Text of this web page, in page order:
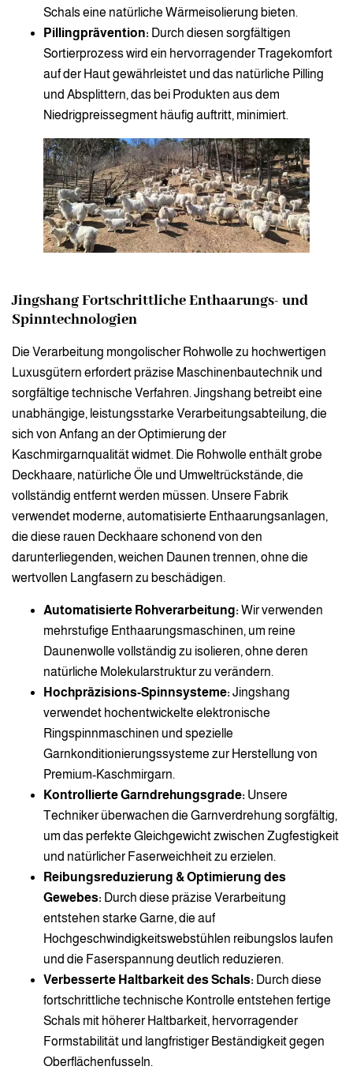
Schals eine natürliche Wärmeisolierung bieten.
Pillingprävention: Durch diesen sorgfältigen
Sortierprozess wird ein hervorragender Tragekomfort
auf der Haut gewährleistet und das natürliche Pilling
und Absplittern, das bei Produkten aus dem
Niedrigpreissegment häufig auftritt, minimiert.
JingshangFortschrittliche Enthaarungs- und
Spinntechnologien
Die Verarbeitung mongolischer Rohwolle zu hochwertigen
Luxusgütern erfordert präzise Maschinenbautechnik und
sorgfältige technische Verfahren. Jingshang betreibt eine
unabhängige, leistungsstarke Verarbeitungsabteilung, die
sich von Anfang an der Optimierung der
Kaschmirgarnqualität widmet. Die Rohwolle enthält grobe
Deckhaare, natürliche Öle und Umweltrückstände, die
vollständig entfernt werden müssen. Unsere Fabrik
verwendet moderne, automatisierte Enthaarungsanlagen,
die diese rauen Deckhaare schonend von den
darunterliegenden, weichen Daunen trennen, ohne die
wertvollen Langfasern zu beschädigen.
Automatisierte Rohverarbeitung: Wir verwenden
mehrstufige Enthaarungsmaschinen, um reine
Daunenwolle vollständig zu isolieren, ohne deren
natürliche Molekularstruktur zu verändern.
Hochpräzisions-Spinnsysteme: Jingshang
verwendet hochentwickelte elektronische
Ringspinnmaschinen und spezielle
Garnkonditionierungssysteme zur Herstellung von
Premium-Kaschmirgarn.
Kontrollierte Garndrehungsgrade: Unsere
Techniker überwachen die Garnverdrehung sorgfältig,
um das perfekte Gleichgewicht zwischen Zugfestigkeit
und natürlicher Faserweichheit zu erzielen.
Reibungsreduzierung & Optimierung des
Gewebes: Durch diese präzise Verarbeitung
entstehen starke Garne, die auf
Hochgeschwindigkeitswebstühlen reibungslos laufen
und die Faserspannung deutlich reduzieren.
Verbesserte Haltbarkeit des Schals: Durch diese
fortschrittliche technische Kontrolle entstehen fertige
Schals mit höherer Haltbarkeit, hervorragender
Formstabilität und langfristiger Beständigkeit gegen
Oberflächenfusseln.